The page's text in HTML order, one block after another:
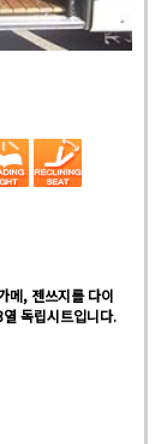
메, 젠쓰지를 다이
독립시트입니다.